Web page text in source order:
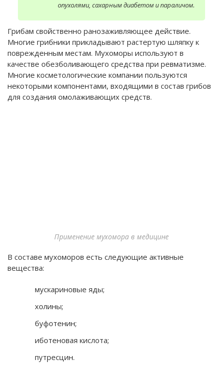
опухолями, сахарным диабетом и параличом.
Грибам свойственно ранозаживляющее действие.
Многие грибники прикладывают растертую шляпку к
поврежденным местам. Мухоморы используют в
качестве обезболивающего средства при ревматизме.
Многие косметологические компании пользуются
некоторыми компонентами, входящими в состав грибов
для создания омолаживающих средств.
Применение мухомора в медицине
В составе мухоморов есть следующие активные
вещества:
мускариновые яды;
холины;
буфотенин;
иботеновая кислота;
путресцин.